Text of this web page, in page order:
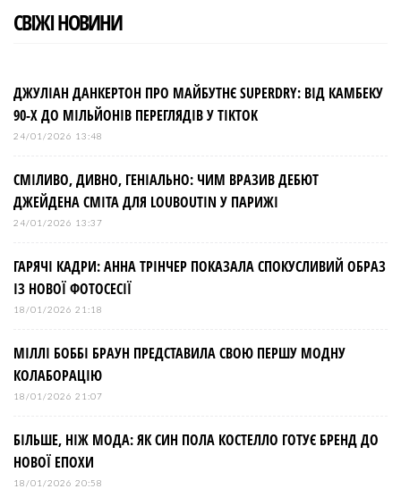
СВІЖІ НОВИНИ
ДЖУЛІАН ДАНКЕРТОН ПРО МАЙБУТНЄ SUPERDRY: ВІД КАМБЕКУ
90-Х ДО МІЛЬЙОНІВ ПЕРЕГЛЯДІВ У TIKTOK
24/01/2026 13:48
СМІЛИВО, ДИВНО, ГЕНІАЛЬНО: ЧИМ ВРАЗИВ ДЕБЮТ
ДЖЕЙДЕНА СМІТА ДЛЯ LOUBOUTIN У ПАРИЖІ
24/01/2026 13:37
ГАРЯЧІ КАДРИ: АННА ТРІНЧЕР ПОКАЗАЛА СПОКУСЛИВИЙ ОБРАЗ
ІЗ НОВОЇ ФОТОСЕСІЇ
18/01/2026 21:18
МІЛЛІ БОББІ БРАУН ПРЕДСТАВИЛА СВОЮ ПЕРШУ МОДНУ
КОЛАБОРАЦІЮ
18/01/2026 21:07
БІЛЬШЕ, НІЖ МОДА: ЯК СИН ПОЛА КОСТЕЛЛО ГОТУЄ БРЕНД ДО
НОВОЇ ЕПОХИ
18/01/2026 20:58